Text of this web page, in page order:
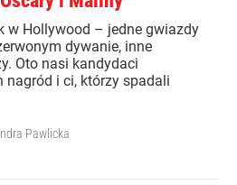
w Hollywood – jedne gwiazdy
dywanie, inne
Oto nasi kandydaci
nagród i ci, którzy spadali
Pawlicka